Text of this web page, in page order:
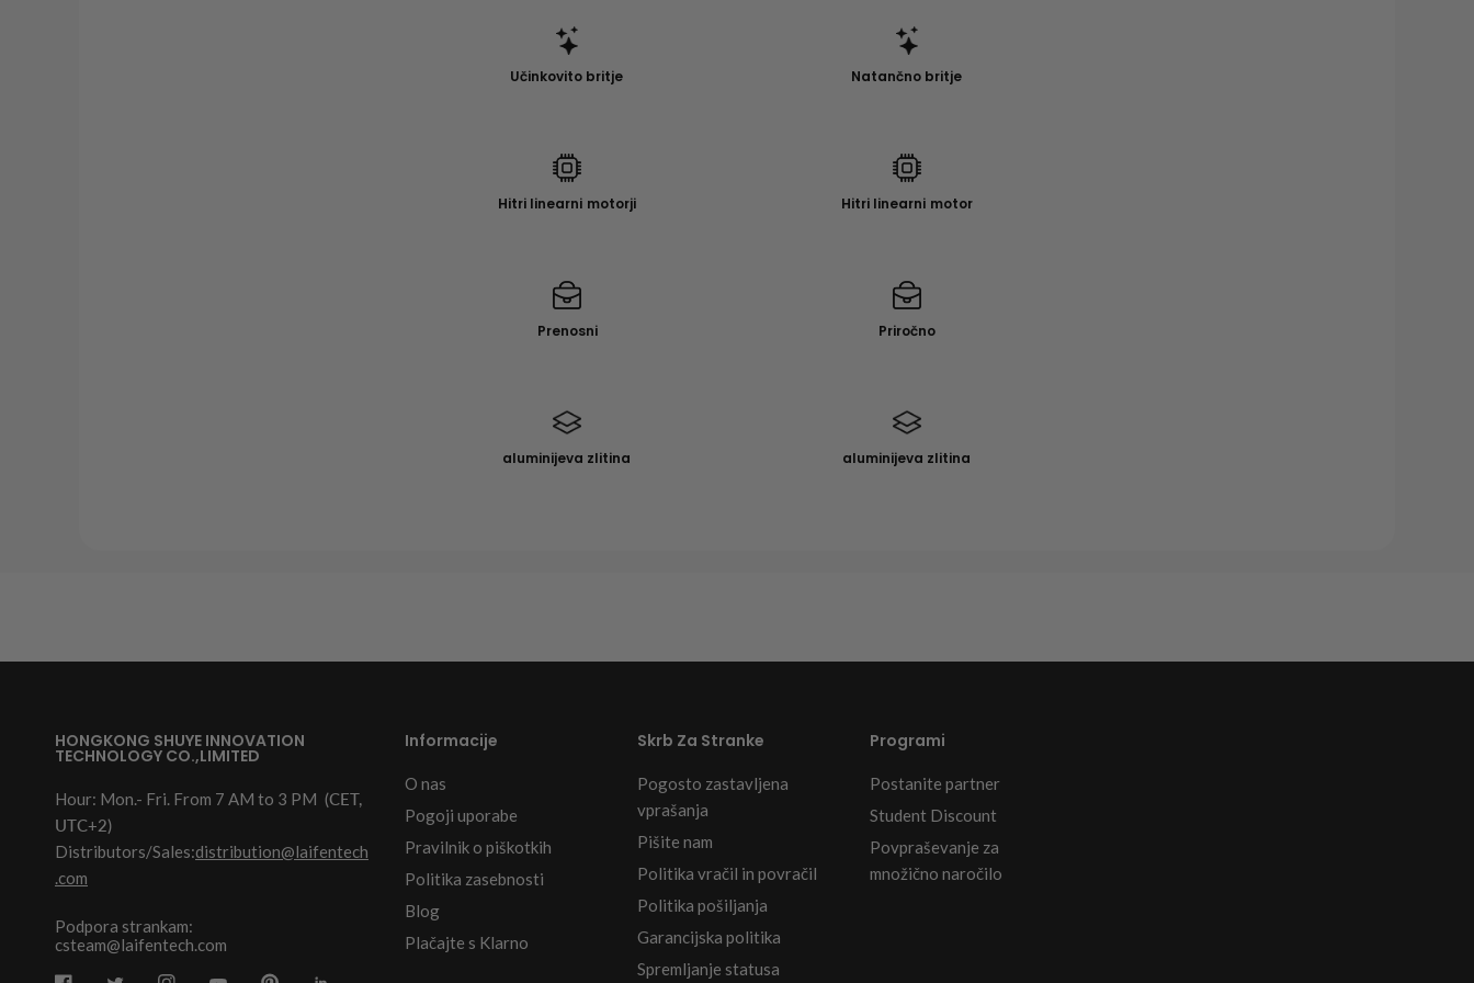
Učinkovito britje
Hitri linearni motorji
Prenosni
aluminijeva zlitina
Natančno britje
Hitri linearni motor
Priročno
aluminijeva zlitina
HONGKONG SHUYE INNOVATION
TECHNOLOGY CO.,LIMITED
Hour: Mon.- Fri. From 7 AM to 3 PM (CET,
UTC+2)
Distributors/Sales:distribution@laifentech
.com
Podpora strankam:
csteam@laifentech.com
Informacije
O nas
Pogoji uporabe
Pravilnik o piškotkih
Politika zasebnosti
Blog
Plačajte s Klarno
Skrb Za Stranke
Pogosto zastavljena
vprašanja
Pišite nam
Politika vračil in povračil
Politika pošiljanja
Garancijska politika
Spremljanje statusa
Programi
Postanite partner
Student Discount
Povpraševanje za
množično naročilo